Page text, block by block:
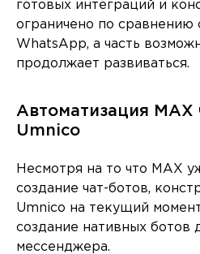
готовых интеграций и
ограничено по сравнению
WhatsApp, а часть
продолжает развиваться.
Автоматизация MAX
Umnico
Несмотря на то что MAX
создание чат-ботов,
Umnico на текущий
создание нативных ботов
мессенджера.